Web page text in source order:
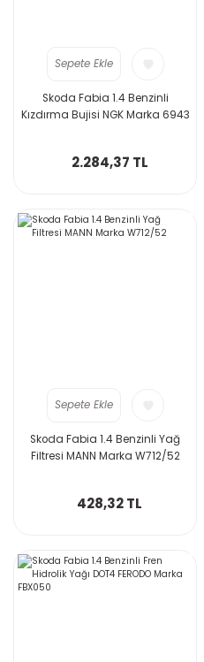
Sepete Ekle
Skoda Fabia 1.4 Benzinli
Kızdırma Bujisi NGK Marka 6943
2.284,37 TL
Sepete Ekle
Skoda Fabia 1.4 Benzinli Yağ
Filtresi MANN Marka W712/52
428,32 TL